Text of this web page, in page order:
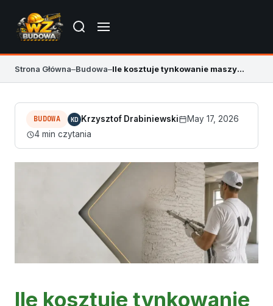
Strona Główna–Budowa– Ile kosztuje tynkowanie maszynowe 2026? Cennik i koszty
BUDOWA KD Krzysztof Drabiniewski
May 17, 2026
4 min czytania
Ile kosztuje tynkowanie